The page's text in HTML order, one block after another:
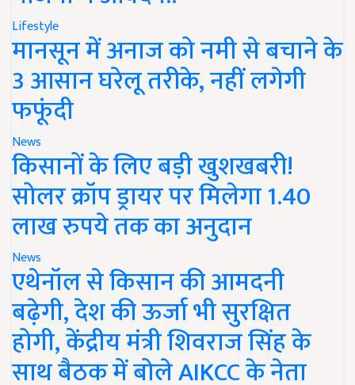
Lifestyle
मानसून में अनाज को नमी से बचाने के
3 आसान घरेलू तरीके, नहीं लगेगी
फफूंदी
News
किसानों के लिए बड़ी खुशखबरी!
सोलर क्रॉप ड्रायर पर मिलेगा 1.40
लाख रुपये तक का अनुदान
News
एथेनॉल से किसान की आमदनी
बढ़ेगी, देश की ऊर्जा भी सुरक्षित
होगी, केंद्रीय मंत्री शिवराज सिंह के
साथ बैठक में बोले AIKCC के नेता